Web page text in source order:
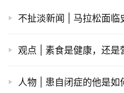
不扯淡新闻 | 马拉松面临
观点 | 素食是健康，还是
人物 | 患自闭症的他是如